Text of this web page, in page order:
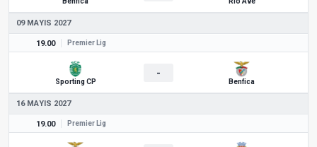
09 MAYIS 2027
19.00 Premier Lig
Sporting CP
-
Benfica
16 MAYIS 2027
19.00 Premier Lig